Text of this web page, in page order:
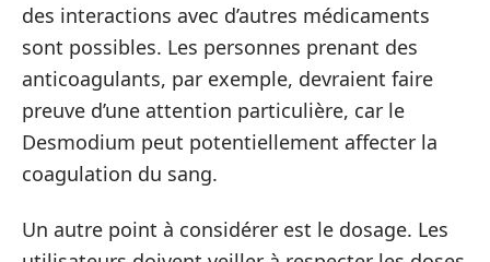
des interactions avec d’autres médicaments
sont possibles. Les personnes prenant des
anticoagulants, par exemple, devraient faire
preuve d’une attention particulière, car le
Desmodium peut potentiellement affecter la
coagulation du sang.
Un autre point à considérer est le dosage. Les